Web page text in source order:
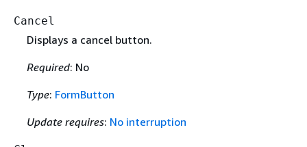
Cancel
Displays a cancel button.
Required: No
Type: FormButton
Update requires: No interruption